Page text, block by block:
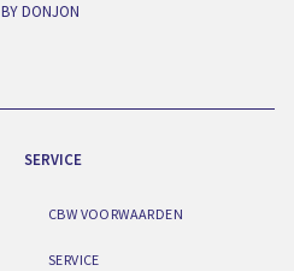
BY DONJON
SERVICE
CBW VOORWAARDEN
SERVICE